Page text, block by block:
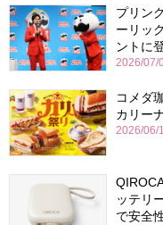
プリン
ーリッ
ントに
2026/07/
コメダ
カリー
2026/06/
ッテリ
で安全